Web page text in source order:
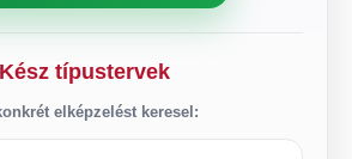
Kész típustervek
elképzelést keresel: